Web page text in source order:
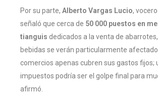
Por su parte, Alberto Vargas Lucio,
señaló que cerca de 50 000 puestos en
tianguis dedicados a la venta de
bebidas se verán particularmente
comercios apenas cubren sus gastos fijos;
impuestos podría ser el golpe final para
afirmó.